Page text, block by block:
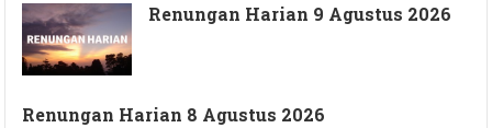
Renungan Harian 9 Agustus 2026
Renungan Harian 8 Agustus 2026